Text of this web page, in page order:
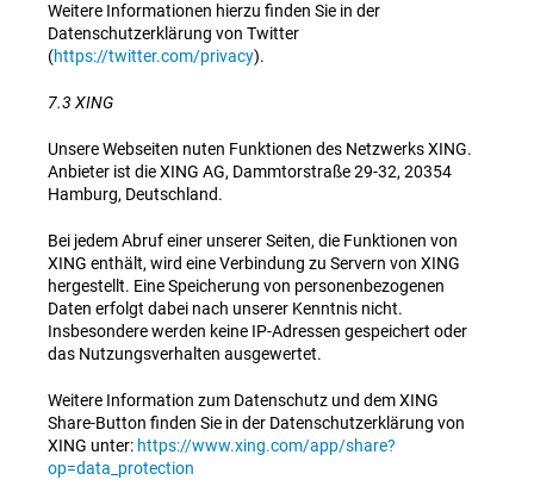
Weitere Informationen hierzu finden Sie in der
Datenschutzerklärung von Twitter
(https://twitter.com/privacy).
7.3 XING
Unsere Webseiten nuten Funktionen des Netzwerks XING.
Anbieter ist die XING AG, Dammtorstraße 29-32, 20354
Hamburg, Deutschland.
Bei jedem Abruf einer unserer Seiten, die Funktionen von
XING enthält, wird eine Verbindung zu Servern von XING
hergestellt. Eine Speicherung von personenbezogenen
Daten erfolgt dabei nach unserer Kenntnis nicht.
Insbesondere werden keine IP-Adressen gespeichert oder
das Nutzungsverhalten ausgewertet.
Weitere Information zum Datenschutz und dem XING
Share-Button finden Sie in der Datenschutzerklärung von
XING unter: https://www.xing.com/app/share?
op=data_protection